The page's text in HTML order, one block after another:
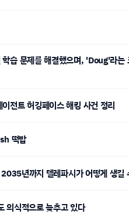
전트 허깅페이스 해킹 사건 정리
떡밥
년까지 텔레파시가 어떻게 생길
의식적으로 늦추고 있다